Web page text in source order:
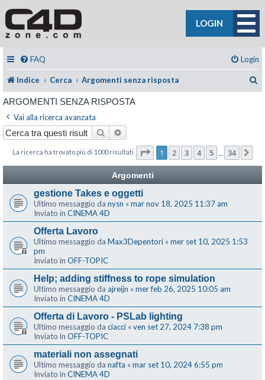
LOGIN
FAQ Login
Indice Cerca Argomenti senza risposta
ARGOMENTI SENZA RISPOSTA
Vai alla ricerca avanzata
Cerca
La ricerca ha trovato più di 1000 risultati Pagina di 34
1 2 3 4 5 34
Argomenti
gestione Takes e oggetti
Ultimo messaggio da nysn « mar nov 18, 2025 11:37 am
Inviato in CINEMA 4D
Offerta Lavoro
Ultimo messaggio da Max3Depentori « mer set 10, 2025 1:53
pm
Inviato in OFF-TOPIC
Help; adding stiffness to rope simulation
Ultimo messaggio da ajreijn « mer feb 26, 2025 10:05 am
Inviato in CINEMA 4D
Offerta di Lavoro - PSLab lighting
Ultimo messaggio da ciacci « ven set 27, 2024 7:38 pm
Inviato in OFF-TOPIC
materiali non assegnati
Ultimo messaggio da nafta « mar set 10, 2024 6:55 pm
Inviato in CINEMA 4D